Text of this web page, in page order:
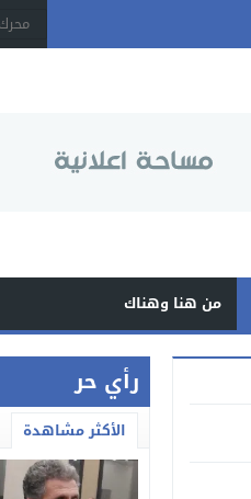
من هنا وهناك
رأي حر
الأكثر مشاهدة